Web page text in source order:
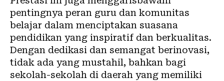
pentingnya peran guru dan komunitas
belajar dalam menciptakan suasana
pendidikan yang inspiratif dan berkualitas.
Dengan dedikasi dan semangat berinovasi,
tidak ada yang mustahil, bahkan bagi
sekolah-sekolah di daerah yang memiliki